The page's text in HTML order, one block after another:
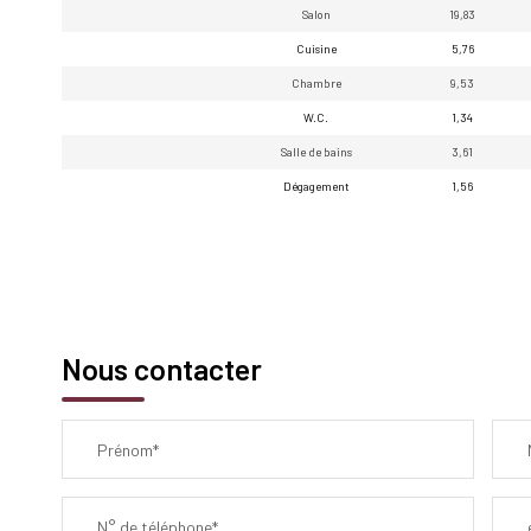
Salon 19,83
Cuisine 5,76
Chambre 9,53
W.C. 1,34
Salle de bains 3,61
Dégagement 1,56
Nous contacter
Prénom*
N° de téléphone*